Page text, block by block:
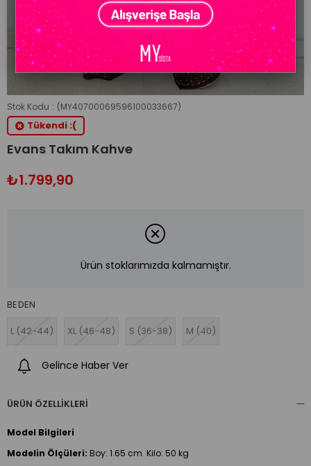
Stok Kodu (MY40700069596100033667)
Tükendi :(
Evans Takım Kahve
₺1.799,90
Ürün stoklarımızda kalmamıştır.
BEDEN
L (42-44)
XL (46-48) S (36-38) M (40)
Gelince Haber Ver
ÜRÜN ÖZELLIKLERI
Model Bilgileri
Modelin Ölçüleri: Boy: 1.65 cm Kilo: 50 kg